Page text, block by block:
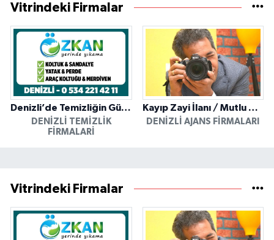
Vitrindeki Firmalar
Denizli’de Temizliğin Güvenilir Adresi: Özkan Yerinde Yıkama
DENIZLI TEMIZLIK
FIRMALARI
Kayıp Zayi İlanı / Mutlu Ajans / Denizli
DENIZLI AJANS FIRMALARI
Vitrindeki Firmalar